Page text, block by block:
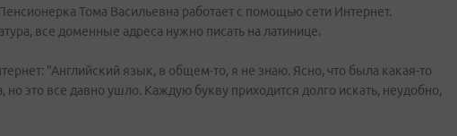
Тома Васильевна работает с помощью сети Интернет.
все доменные адреса нужно писать на латинице.
"Английский язык, в общем-то, я не знаю. Ясно, что была какая-то
но это все давно ушло. Каждую букву приходится долго искать, неудобно,